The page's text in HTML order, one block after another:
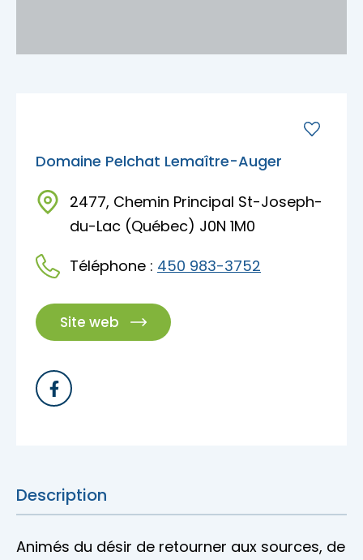
Escapades familiales
Escapades bien-être
Blogue
Calendrier
Mariages
Accès membre
Nous joindre
Domaine Pelchat Lemaître-Auger
2477, Chemin Principal St-Joseph-
du-Lac (Québec) J0N 1M0
Téléphone : 450 983-3752
Site web
Description
Animés du désir de retourner aux sources, de